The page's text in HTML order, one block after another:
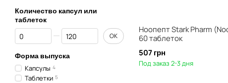
Ноопепт Stark Pharm
60 таблеток
507 грн
Под заказ 2-3 дня
Количество капсул или
таблеток
От Количество капсул или таблеток
До Количество капсул или таблеток
OK
Форма выпуска
Капсулы 4
Таблетки 5